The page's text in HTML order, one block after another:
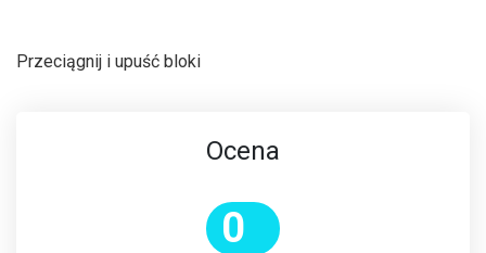
Przeciągnij i upuść bloki
Ocena
0